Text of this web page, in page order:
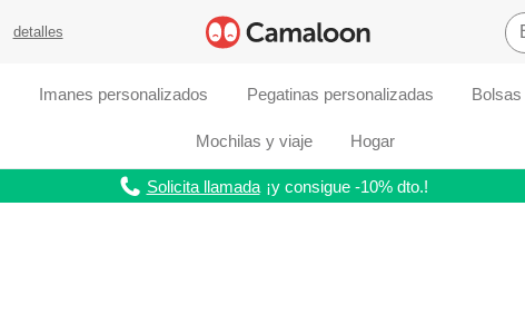
detalles
Imanes personalizados Pegatinas personalizadas Bolsas
Mochilas y viaje Hogar
Solicita llamada ¡y consigue -10% dto.!